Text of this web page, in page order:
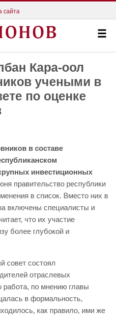
сайта
Кара-оол
учеными в
по оценке
в составе
инвестиционных
правительство республики
в список. Вместо них в
включены специалисты и
что их участие
более глубокой и
совет состоял
отраслевых
работа, по мнению главы
в формальность,
как правило, ими же